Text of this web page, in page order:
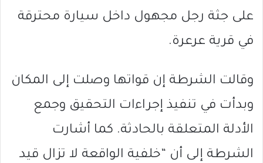
على جثة رجل مجهول داخل سيارة محترقة
في قرية عرعرة.
وقالت الشرطة إن قواتها وصلت إلى المكان
وبدأت في تنفيذ إجراءات التحقيق وجمع
الأدلة المتعلقة بالحادثة. كما أشارت
الشرطة إلى أن “خلفية الواقعة لا تزال قيد